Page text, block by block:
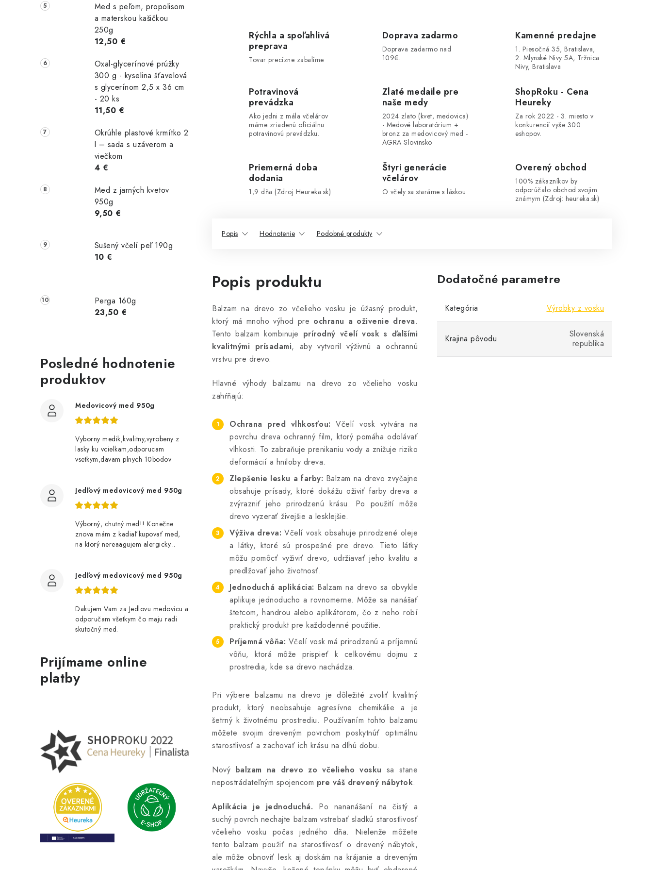
Med s peľom, propolisom
a materskou kašičkou
250g
12,50 €
Oxal-glycerínové prúžky
300 g - kyselina šťavelová
s glycerínom 2,5 x 36 cm
- 20 ks
11,50 €
Okrúhle plastové krmítko 2
l – sada s uzáverom a
viečkom
4 €
Med z jarných kvetov
950g
9,50 €
Sušený včelí peľ 190g
10 €
Perga 160g
23,50 €
Posledné hodnotenie
produktov
Medovicový med 950g
Vyborny medik,kvalitny,vyrobeny z
lasky ku vcielkam,odporucam
vsetkym,davam plnych 10bodov
Jedľový medovicový med 950g
Výborný, chutný med!! Konečne
znova mám z kadiaľ kupovať med,
na ktorý nereaagujem alergicky...
Jedľový medovicový med 950g
Dakujem Vam za Jedlovu medovicu a
odporučam všetkym čo maju radi
skutočný med.
Prijímame online
platby
Rýchla a spoľahlivá
preprava
Tovar precízne zabalíme
Doprava zadarmo
Doprava zadarmo nad
109€.
Kamenné predajne
1. Piesočná 35, Bratislava,
2. Mlynské Nivy 5A, Tržnica
Nivy, Bratislava
Potravinová
prevádzka
Ako jedni z mála včelárov
máme zriadenú oficiálnu
potravinovú prevádzku.
Zlaté medaile pre
naše medy
2024 zlato (kvet, medovica)
- Medové laboratórium +
bronz za medovicový med -
AGRA Slovinsko
ShopRoku - Cena
Heureky
Za rok 2022 - 3. miesto v
konkurencií vyše 300
eshopov.
Priemerná doba
dodania
1,9 dňa (Zdroj Heureka.sk)
Štyri generácie
včelárov
O včely sa staráme s láskou
Overený obchod
100% zákazníkov by
odporúčalo obchod svojim
známym (Zdroj: heureka.sk)
Popis Hodnotenie Podobné produkty
Popis produktu
Balzam na drevo zo včelieho vosku je úžasný produkt,
ktorý má mnoho výhod pre ochranu a oživenie dreva.
Tento balzam kombinuje prírodný včelí vosk s ďalšími
kvalitnými prísadami, aby vytvoril výživnú a ochrannú
vrstvu pre drevo.
Hlavné výhody balzamu na drevo zo včelieho vosku
zahŕňajú:
Ochrana pred vlhkosťou: Včelí vosk vytvára na
povrchu dreva ochranný film, ktorý pomáha odolávať
vlhkosti. To zabraňuje prenikaniu vody a znižuje riziko
deformácií a hniloby dreva.
Zlepšenie lesku a farby: Balzam na drevo zvyčajne
obsahuje prísady, ktoré dokážu oživiť farby dreva a
zvýrazniť jeho prirodzenú krásu. Po použití môže
drevo vyzerať živejšie a lesklejšie.
Výživa dreva: Včelí vosk obsahuje prirodzené oleje
a látky, ktoré sú prospešné pre drevo. Tieto látky
môžu pomôcť vyživiť drevo, udržiavať jeho kvalitu a
predlžovať jeho životnosť.
Jednoduchá aplikácia: Balzam na drevo sa obvykle
aplikuje jednoducho a rovnomerne. Môže sa nanášať
štetcom, handrou alebo aplikátorom, čo z neho robí
praktický produkt pre každodenné použitie.
Príjemná vôňa: Včelí vosk má prirodzenú a príjemnú
vôňu, ktorá môže prispieť k celkovému dojmu z
prostredia, kde sa drevo nachádza.
Pri výbere balzamu na drevo je dôležité zvoliť kvalitný
produkt, ktorý neobsahuje agresívne chemikálie a je
šetrný k životnému prostrediu. Používaním tohto balzamu
môžete svojim dreveným povrchom poskytnúť optimálnu
starostlivosť a zachovať ich krásu na dlhú dobu.
Nový balzam na drevo zo včelieho vosku sa stane
nepostrádateľným spojencom pre váš drevený nábytok.
Aplikácia je jednoduchá. Po nananášaní na čistý a
suchý povrch nechajte balzam vstrebať sladkú starostlivosť
včelieho vosku počas jedného dňa. Nielenže môžete
tento balzam použiť na starostlivosť o drevený nábytok,
ale môže obnoviť lesk aj doskám na krájanie a dreveným
Dodatočné parametre
Kategória Výrobky z vosku
Krajina pôvodu
Slovenská
republika